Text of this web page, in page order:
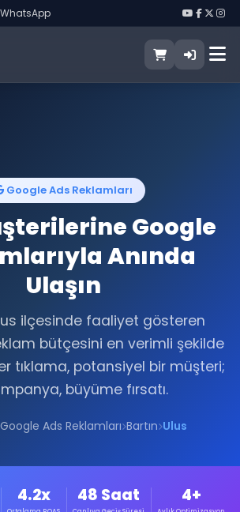
WhatsApp
Google Ads Reklamları
Google
Anında
Ulaşın
ilçesinde faaliyet gösteren
bütçesini en verimli şekilde
tıklama, potansiyel bir müşteri;
büyüme fırsatı.
Google Ads Reklamları Bartın Ulus
4.2x 48 Saat 4+